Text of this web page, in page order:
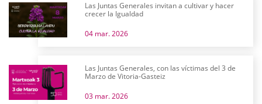
Las Juntas Generales invitan a cultivar y hacer
crecer la Igualdad
04 mar. 2026
Las Juntas Generales, con las víctimas del 3 de
Marzo de Vitoria-Gasteiz
03 mar. 2026